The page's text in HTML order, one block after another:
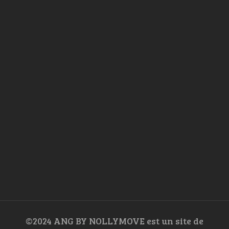
©2024 ANG BY NOLLYMOVE est un site de